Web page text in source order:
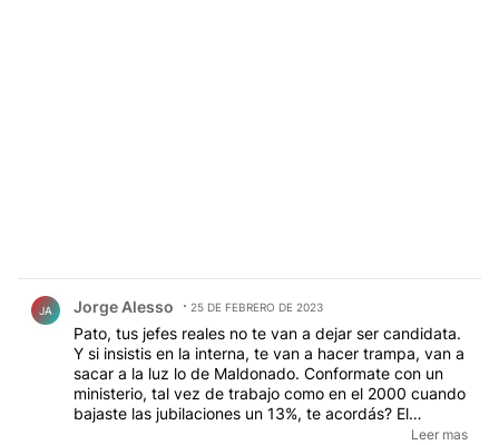
JA Jorge Alesso 25 DE FEBRERO DE 2023
Pato, tus jefes reales no te van a dejar ser candidata.
Y si insistis en la interna, te van a hacer trampa, van a
sacar a la luz lo de Maldonado. Conformate con un
ministerio, tal vez de trabajo como en el 2000 cuando
bajaste las jubilaciones un 13%, te acordás? El
establishment, por ahora, apuesta por el pelad0 que
Leer mas